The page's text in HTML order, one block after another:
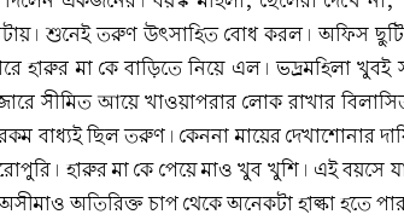
শুনেই তরুণ উৎসাহিত বোধ করল। অফিস
হারুর মা কে বাড়িতে নিয়ে এল। ভদ্রমহিলা খুবই
সীমিত আয়ে খাওয়াপরার লোক রাখার
বাধ্যই ছিল তরুণ। কেননা মায়ের দেখাশোনার
হারুর মা কে পেয়ে মাও খুব খুশি। এই
অতিরিক্ত চাপ থেকে অনেকটা হাল্কা হতে